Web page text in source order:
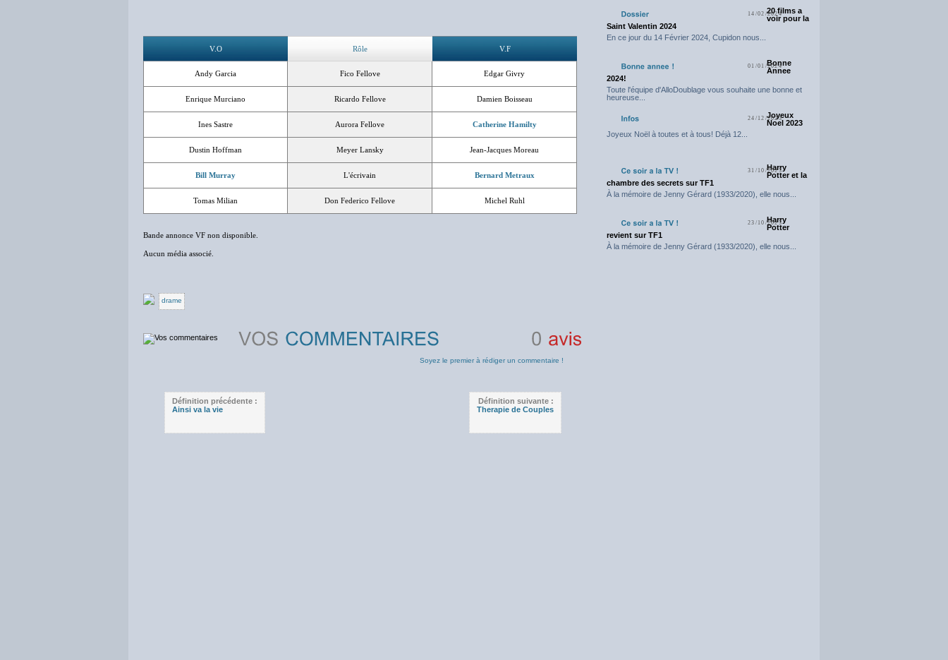
V.O Rôle V.F
Andy Garcia Fico Fellove Edgar Givry
Enrique Murciano Ricardo Fellove Damien Boisseau
Ines Sastre Aurora Fellove Catherine Hamilty
Dustin Hoffman Meyer Lansky Jean-Jacques Moreau
Bill Murray L'écrivain Bernard Metraux
Tomas Milian Don Federico Fellove Michel Ruhl
Bande annonce VF non disponible.
Aucun média associé.
drame
Soyez le premier à rédiger un commentaire !
Définition précédente :
Ainsi va la vie
Définition suivante :
Therapie de Couples
14/02/202420 films a
voir pour la
Saint Valentin 2024
En ce jour du 14 Février 2024, Cupidon nous...
01/01/2024
Bonne
Annee
2024!
Toute l'équipe d'AlloDoublage vous souhaite une bonne et
heureuse...
24/12/2023
Joyeux
Noel 2023
Joyeux Noël à toutes et à tous! Déjà 12...
31/10/2023
Harry
Potter et la
chambre des secrets sur TF1
À la mémoire de Jenny Gérard (1933/2020), elle nous...
23/10/2023
Harry
Potter
revient sur TF1
À la mémoire de Jenny Gérard (1933/2020), elle nous...